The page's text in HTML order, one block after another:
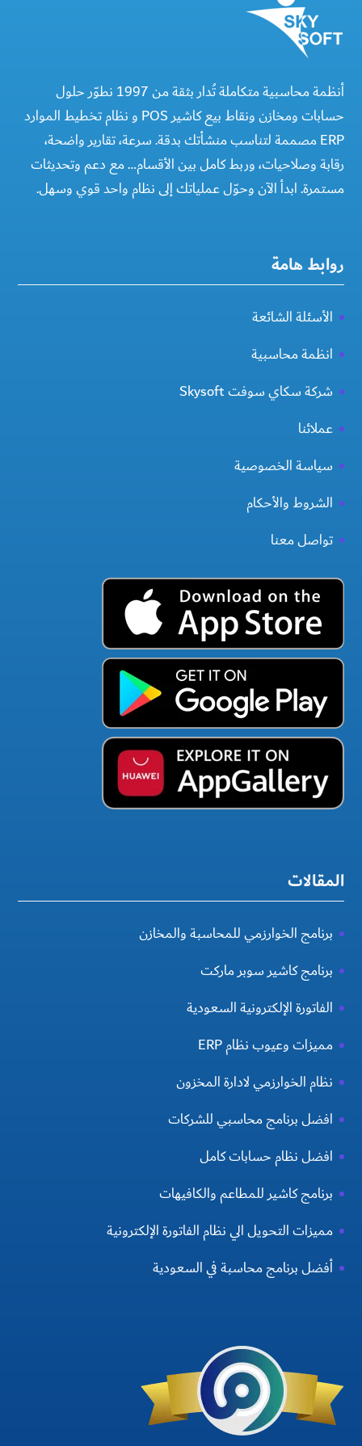
أنظمة محاسبية متكاملة تُدار بثقة من 1997 نطوّر حلول
حسابات ومخازن ونقاط بيع كاشير POS و نظام تخطيط الموارد
ERP مصممة لتناسب منشأتك بدقة. سرعة، تقارير واضحة،
رقابة وصلاحيات، وربط كامل بين الأقسام… مع دعم وتحديثات
مستمرة. ابدأ الآن وحوّل عملياتك إلى نظام واحد قوي وسهل.
روابط هامة
الأسئلة الشائعة
انظمة محاسبية
شركة سكاي سوفت Skysoft
عملائنا
سياسة الخصوصية
الشروط والأحكام
تواصل معنا
المقالات
برنامج الخوارزمي للمحاسبة والمخازن
برنامج كاشير سوبر ماركت
الفاتورة الإلكترونية السعودية
مميزات وعيوب نظام ERP
نظام الخوارزمي لادارة المخزون
افضل برنامج محاسبي للشركات
افضل نظام حسابات كامل
برنامج كاشير للمطاعم والكافيهات
مميزات التحويل الي نظام الفاتورة الإلكترونية
أفضل برنامج محاسبة في السعودية